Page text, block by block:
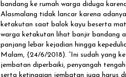
bandang ke rumah warga diduga
Alasmalang tidak lancar karena
ketakutan saat balok kayu beserta
warga ketakutan lihat banjir bandang
panjang lebar kejadian hingga
Malam, (24/6/2018). “Ini sudah yang
jembatan diperbaiki, penyangah
serta ketinggian jembatan juga harus